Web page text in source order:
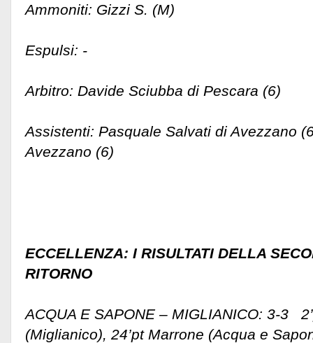
Ammoniti: Gizzi S. (M)
Espulsi: -
Arbitro: Davide Sciubba di Pescara (6)
Assistenti: Pasquale Salvati di Avezzano
Avezzano (6)
ECCELLENZA: I RISULTATI DELLA
RITORNO
ACQUA E SAPONE – MIGLIANICO: 3-3
(Miglianico), 24’pt Marrone (Acqua e